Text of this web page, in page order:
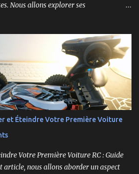
Nous allons explorer ses
et ses fonctionnalités intéressantes,
tout cela en profondeur. ----------------
affilié Aliexpress 👉​
e/_c3IM84VZ -- -------------------
et Éteindre Votre Première Voiture
Votre Première Voiture RC : Guide
nous allons aborder un aspect